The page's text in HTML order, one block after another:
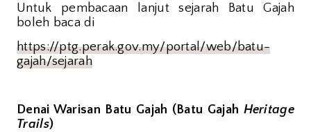
Untuk pembacaan lanjut sejarah Batu Gajah
boleh baca di
https://ptg.perak.gov.my/portal/web/batu-
gajah/sejarah
Denai Warisan Batu Gajah (Batu Gajah Heritage
Trails)